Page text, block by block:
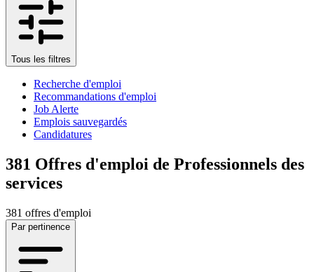
Tous les filtres
Recherche d'emploi
Recommandations d'emploi
Job Alerte
Emplois sauvegardés
Candidatures
381 Offres d'emploi de Professionnels des
services
381 offres d'emploi
Par pertinence